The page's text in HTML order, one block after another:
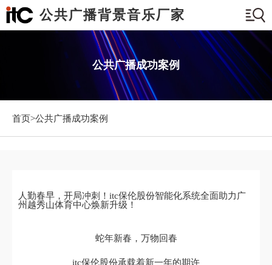
公共广播背景音乐厂家
公共广播成功案例
首页>公共广播成功案例
人勤春早，开局冲刺！itc保伦股份智能化系统全面助力广
州越秀山体育中心焕新升级！
蛇年新春，万物回春
itc保伦股份承载着新一年的期许